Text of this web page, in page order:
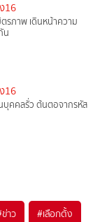
16
รภาพ เดินหน้าความ
น
16
บุคคลรั่ว ต้นตอจากรหัส
ข่าว #เลือกตั้ง